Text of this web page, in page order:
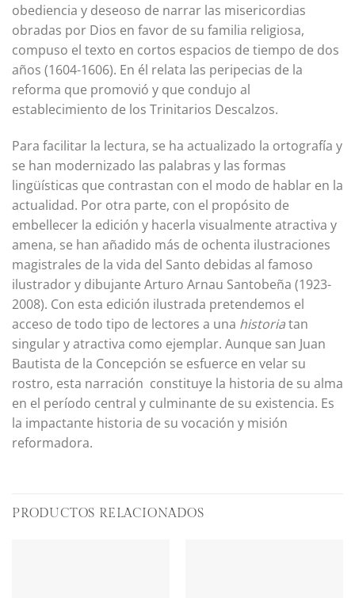
obediencia y deseoso de narrar las misericordias
obradas por Dios en favor de su familia religiosa,
compuso el texto en cortos espacios de tiempo de dos
años (1604-1606). En él relata las peripecias de la
reforma que promovió y que condujo al
establecimiento de los Trinitarios Descalzos.
Para facilitar la lectura, se ha actualizado la ortografía y
se han modernizado las palabras y las formas
lingüísticas que contrastan con el modo de hablar en la
actualidad. Por otra parte, con el propósito de
embellecer la edición y hacerla visualmente atractiva y
amena, se han añadido más de ochenta ilustraciones
magistrales de la vida del Santo debidas al famoso
ilustrador y dibujante Arturo Arnau Santobeña (1923-
2008). Con esta edición ilustrada pretendemos el
acceso de todo tipo de lectores a una historiatan
singular y atractiva como ejemplar. Aunque san Juan
Bautista de la Concepción se esfuerce en velar su
rostro, esta narración constituye la historia de su alma
en el período central y culminante de su existencia. Es
la impactante historia de su vocación y misión
reformadora.
PRODUCTOS RELACIONADOS